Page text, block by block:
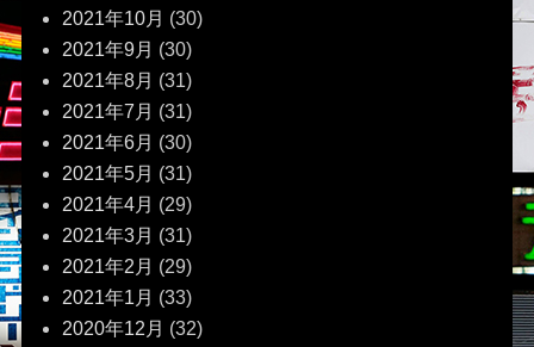
2021年10月 (30)
2021年9月 (30)
2021年8月 (31)
2021年7月 (31)
2021年6月 (30)
2021年5月 (31)
2021年4月 (29)
2021年3月 (31)
2021年2月 (29)
2021年1月 (33)
2020年12月 (32)